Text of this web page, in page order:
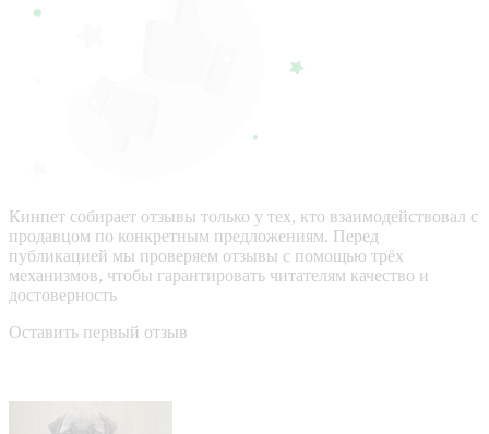
Кинпет собирает отзывы только у тех, кто взаимодействовал с
продавцом по конкретным предложениям. Перед
публикацией мы проверяем отзывы с помощью трёх
механизмов, чтобы гарантировать читателям качество и
достоверность
Оставить первый отзыв